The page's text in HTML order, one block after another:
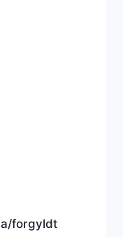
forgyldt